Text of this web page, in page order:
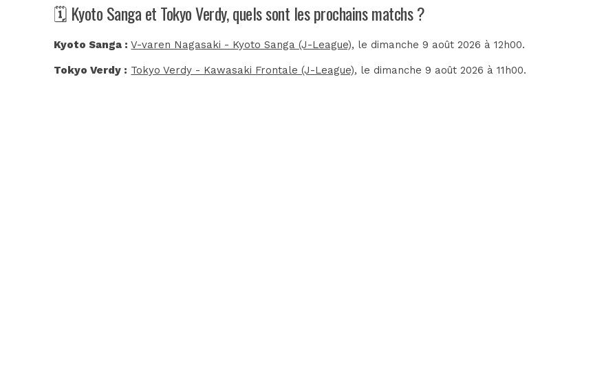
🗓️ Kyoto Sanga et Tokyo Verdy, quels sont les prochains matchs ?
Kyoto Sanga : V-varen Nagasaki - Kyoto Sanga (J-League), le dimanche 9 août 2026 à 12h00.
Tokyo Verdy : Tokyo Verdy - Kawasaki Frontale (J-League), le dimanche 9 août 2026 à 11h00.